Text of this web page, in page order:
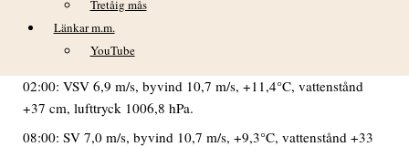
Tretåig mås
Länkar m.m.
YouTube
Halvklar till mulen dag som avrundades med ett rejält
regnoväder.
Min temp: +11,3C kl. 00.
02:00: VSV 6,9 m/s, byvind 10,7 m/s, +11,4°C, vattenstånd
+37 cm, lufttryck 1006,8 hPa.
08:00: SV 7,0 m/s, byvind 10,7 m/s, +9,3°C, vattenstånd +33